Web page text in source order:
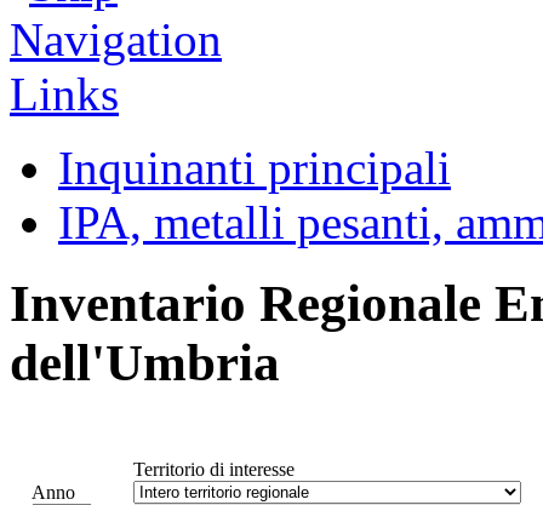
Inquinanti principali
IPA, metalli pesanti,
Inventario Regionale
dell'Umbria
Anno
Territorio di interesse